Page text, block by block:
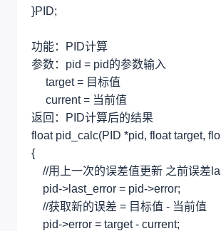
}PID;
功能：PID计算
参数：pid = pid的参数输入
target = 目标值
current = 当前值
返回：PID计算后的结果
float pid_calc(PID *pid, float target,
{
//用上一次的误差值更新 之前误差
pid->last_error = pid->error;
//获取新的误差 = 目标值 - 当前值
pid->error = target - current;